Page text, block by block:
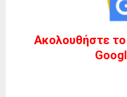
Ακολουθήστε